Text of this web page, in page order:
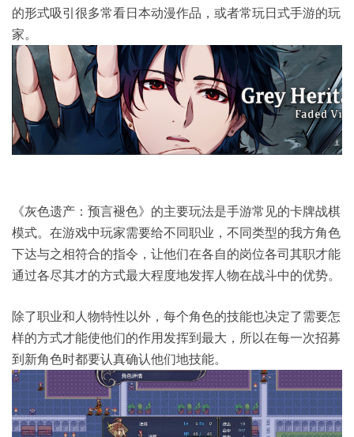
的形式吸引很多常看日本动漫作品，或者常玩日式手游的玩
家。
《灰色遗产：预言褪色》的主要玩法是手游常见的卡牌战棋
模式。在游戏中玩家需要给不同职业，不同类型的我方角色
下达与之相符合的指令，让他们在各自的岗位各司其职才能
通过各尽其才的方式最大程度地发挥人物在战斗中的优势。
除了职业和人物特性以外，每个角色的技能也决定了需要怎
样的方式才能使他们的作用发挥到最大，所以在每一次招募
到新角色时都要认真确认他们地技能。